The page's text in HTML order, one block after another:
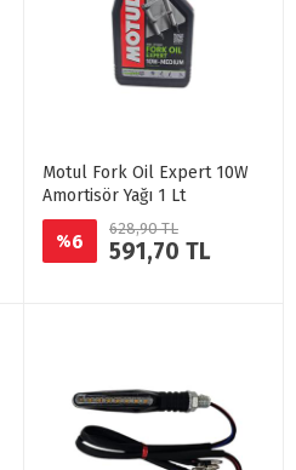
Motul Fork Oil Expert 10W
Amortisör Yağı 1 Lt
%6
628,90 TL
591,70 TL